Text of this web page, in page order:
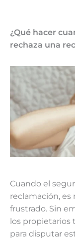
¿Qué hacer
rechaza una
Cuando el
reclamación,
frustrado. Sin
los propietarios
para disputar